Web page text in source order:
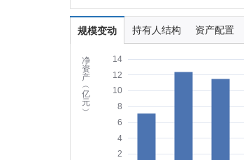
规模变动 持有人结构 资产配置
净
资
产
︵
亿
元
︶
2
4
6
8
10
12
14